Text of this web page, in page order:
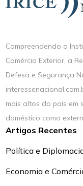
Compreendendo o
Comércio Exterior, a
Defesa e Segurança
mais altos do país em
doméstico como
Artigos Recentes
Política e
Economia e